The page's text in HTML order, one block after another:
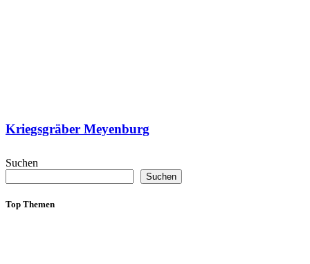
Kriegsgräber Meyenburg
Suchen
Suchen
Top Themen